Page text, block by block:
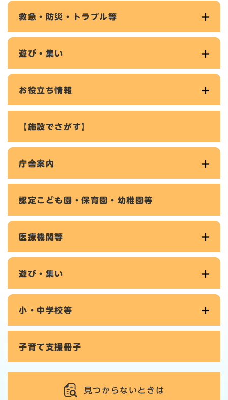
救急・防災・トラブル等
遊び・集い
お役立ち情報
【施設でさがす】
庁舎案内
認定こども園・保育園・幼稚園等
医療機関等
遊び・集い
小・中学校等
子育て支援冊子
見つからないときは